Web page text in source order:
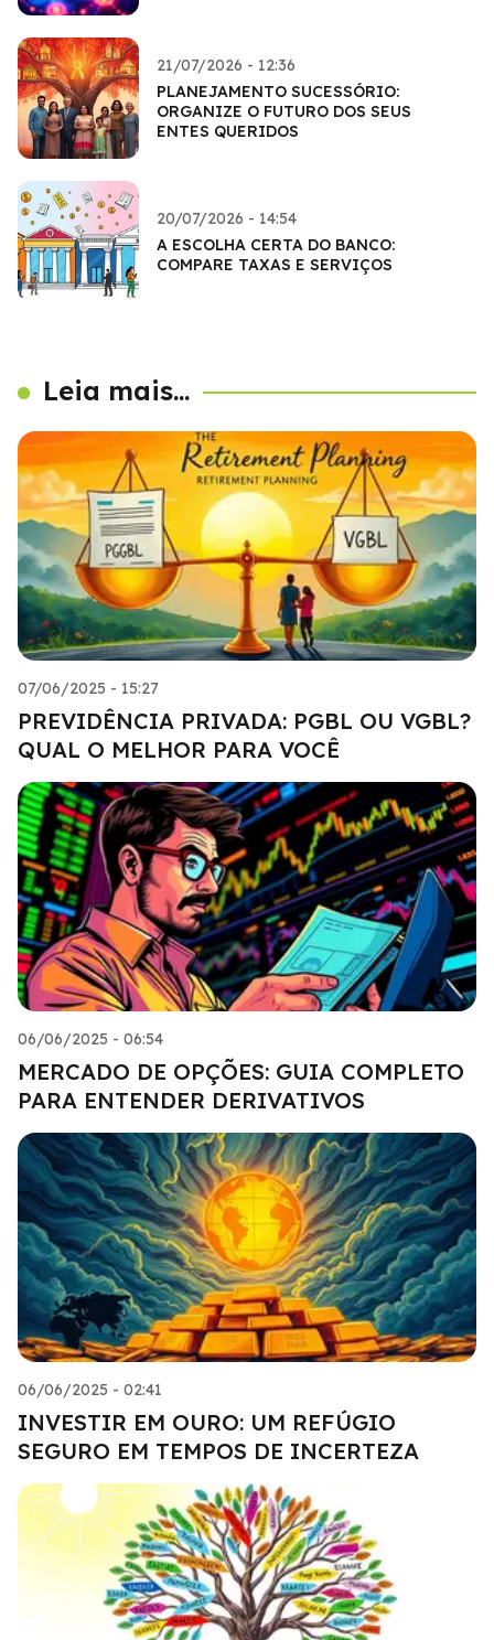
21/07/2026 - 12:36
PLANEJAMENTO SUCESSÓRIO:
ORGANIZE O FUTURO DOS SEUS
ENTES QUERIDOS
20/07/2026 - 14:54
A ESCOLHA CERTA DO BANCO:
COMPARE TAXAS E SERVIÇOS
Leia mais...
07/06/2025 - 15:27
PREVIDÊNCIA PRIVADA: PGBL OU VGBL?
QUAL O MELHOR PARA VOCÊ
06/06/2025 - 06:54
MERCADO DE OPÇÕES: GUIA COMPLETO
PARA ENTENDER DERIVATIVOS
06/06/2025 - 02:41
INVESTIR EM OURO: UM REFÚGIO
SEGURO EM TEMPOS DE INCERTEZA